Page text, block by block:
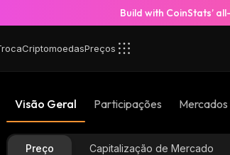
Build with CoinStats’
CriptomoedasPreços
Visão Geral Participações Mercados
Preço Capitalização de Mercado